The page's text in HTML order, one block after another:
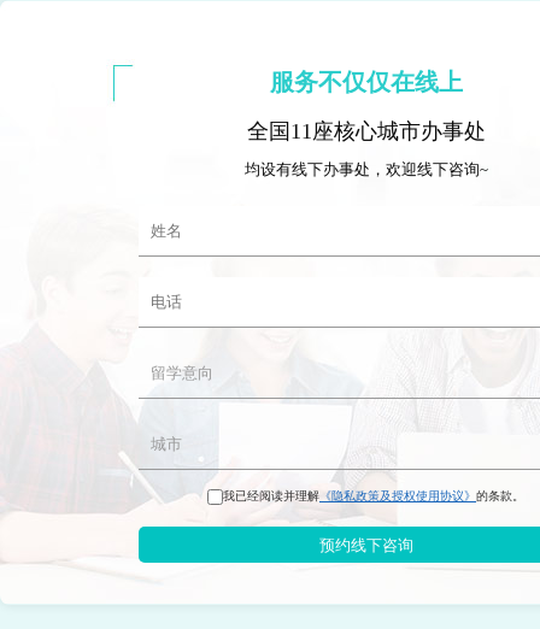
服务不仅仅在线上
全国11座核心城市办事处
均设有线下办事处，欢迎线下咨询~
我已经阅读并理解 《隐私政策及授权使用协议》 的条款。
预约线下咨询